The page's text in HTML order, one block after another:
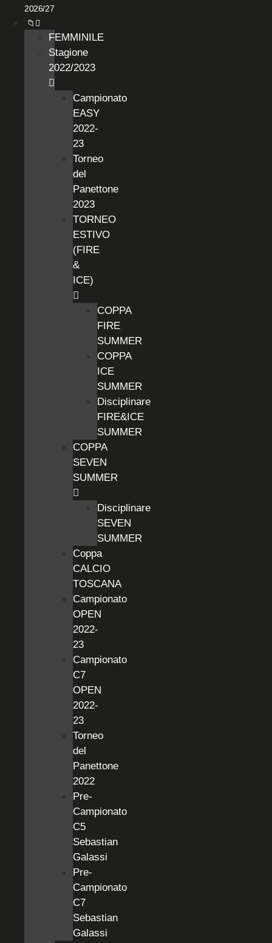
2026/27
📁
FEMMINILE
Stagione
2022/2023
Campionato
EASY
2022-
23
Torneo
del
Panettone
2023
TORNEO
ESTIVO
(FIRE
&
ICE)
COPPA
FIRE
SUMMER
COPPA
ICE
SUMMER
Disciplinare
FIRE&ICE
SUMMER
COPPA
SEVEN
SUMMER
Disciplinare
SEVEN
SUMMER
Coppa
CALCIO
TOSCANA
Campionato
OPEN
2022-
23
Campionato
C7
OPEN
2022-
23
Torneo
del
Panettone
2022
Pre-
Campionato
C5
Sebastian
Galassi
Pre-
Campionato
C7
Sebastian
Galassi